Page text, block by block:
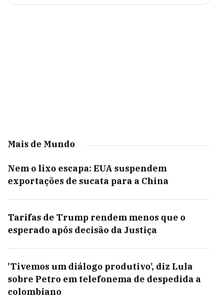
Mais de Mundo
Nem o lixo escapa: EUA suspendem
exportações de sucata para a China
Tarifas de Trump rendem menos que o
esperado após decisão da Justiça
'Tivemos um diálogo produtivo', diz Lula
sobre Petro em telefonema de despedida a
colombiano